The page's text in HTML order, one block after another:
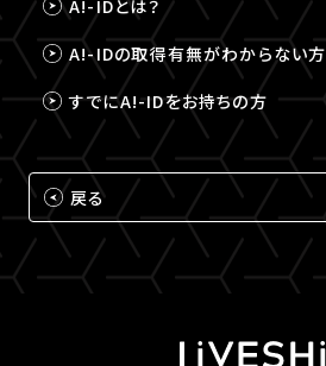
A!-IDとは？
A!-IDの取得有無がわからない方
すでにA!-IDをお持ちの方
戻る